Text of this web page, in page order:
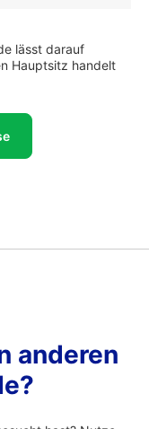
lässt darauf
Hauptsitz handelt
anderen